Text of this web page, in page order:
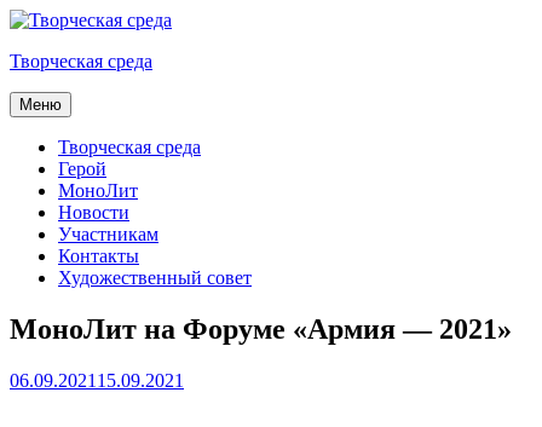
Skip
content
Творческая среда
Меню
Творческая среда
Герой
МоноЛит
Новости
Участникам
Контакты
Художественный совет
МоноЛит на Форуме «Армия — 2021»
Posted
06.09.2021 15.09.2021